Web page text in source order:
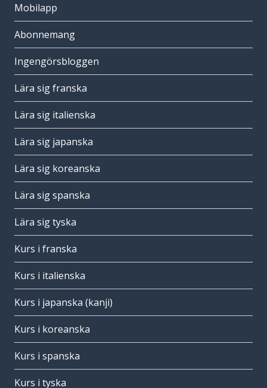
Mobilapp
Abonnemang
Ingengörsbloggen
Lära sig franska
Lära sig italienska
Lära sig japanska
Lära sig koreanska
Lära sig spanska
Lära sig tyska
Kurs i franska
Kurs i italienska
Kurs i japanska (kanji)
Kurs i koreanska
Kurs i spanska
Kurs i tyska